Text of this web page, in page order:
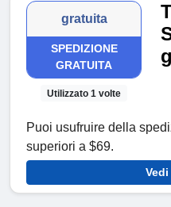
gratuita
SPEDIZIONE
GRATUITA
Utilizzato 1 volte
Puoi usufruire della
superiori a $69.